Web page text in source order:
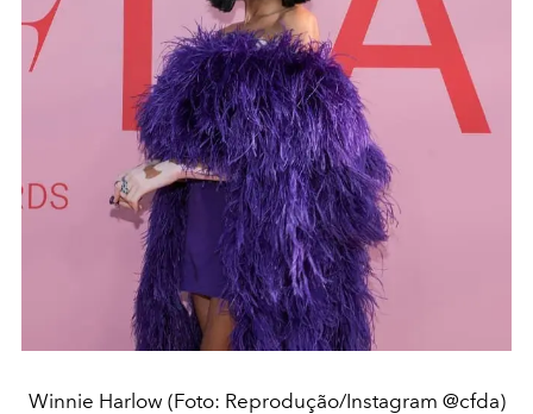
Winnie Harlow (Foto: Reprodução/Instagram @cfda)